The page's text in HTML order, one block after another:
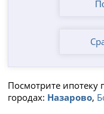
Посмотрите
городах: Назарово,